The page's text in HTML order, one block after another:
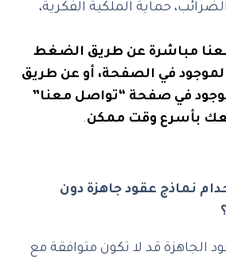
حماية الملكية الفكرية،
مباشرة عن طريق الضغط
في الصفحة، أو عن طريق
في صفحة “تواصل معنا”
بأسرع وقت ممكن.
نماذج عقود جاهزة دون
الجاهزة قد لا تكون متوافقة مع